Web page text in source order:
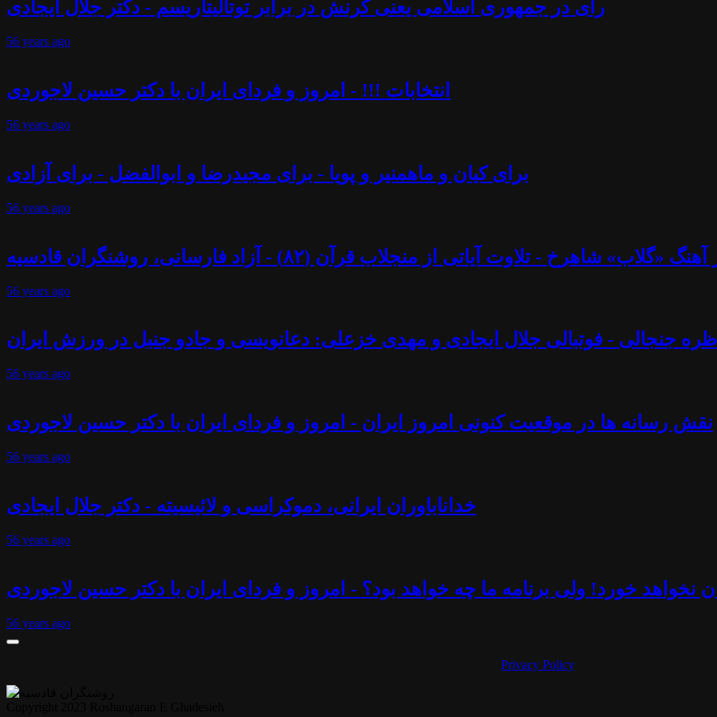
رأی در جمهوری اسلامی یعنی کُرنش در برابر توتالیتاریسم - دکتر جلال ایجادی
56 years ago
انتخابات !!! - امروز و فردای ایران با دکتر حسین لاجوردی
56 years ago
برای کیان و ماهمنیر و پویا - برای مجیدرضا و ابوالفضل - برای آزادی
56 years ago
«گلاب» شاهرخ - تلاوت آیاتی از منجلاب قرآن (۸۲) - آزاد فارسانی، روشنگران قادسیه
56 years ago
جنجالی - فوتبالی جلال ایجادی و مهدی خزعلی: دعانویسی و جادو جنبل در ورزش ایران
56 years ago
نقش رسانه ها در موقعیت کنونی امروز ایران - امروز و فردای ایران با دکتر حسین لاجوردی
56 years ago
خداناباوران ایرانی، دموکراسی و لائیسیته - دکتر جلال ایجادی
56 years ago
نخواهد خورد! ولی برنامه ما چه خواهد بود؟ - امروز و فردای ایران با دکتر حسین لاجوردی
56 years ago
Privacy Policy